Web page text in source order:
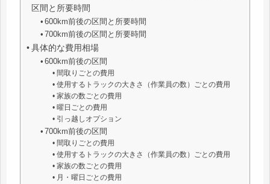
区間と所要時間
600km前後の区間と所要時間
700km前後の区間と所要時間
具体的な費用相場
600km前後の区間
間取りごとの費用
使用するトラックの大きさ（作業員の数）ごとの費用
家族の数ごとの費用
曜日ごとの費用
引っ越しオプション
700km前後の区間
間取りごとの費用
使用するトラックの大きさ（作業員の数）ごとの費用
家族の数ごとの費用
月・曜日ごとの費用